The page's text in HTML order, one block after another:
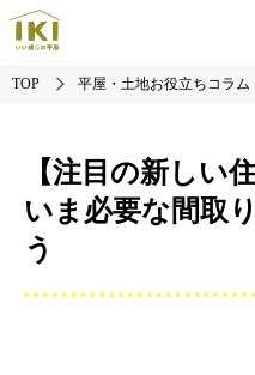
TOP 平屋・土地お役立ちコラム
【注目の新しい
いま必要な間取
う